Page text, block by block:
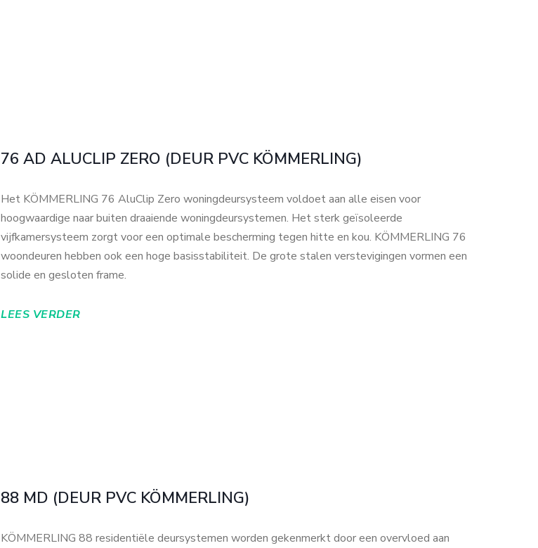
76 AD ALUCLIP ZERO (DEUR PVC KÖMMERLING)
Het KÖMMERLING 76 AluClip Zero woningdeursysteem voldoet aan alle eisen voor
hoogwaardige naar buiten draaiende woningdeursystemen. Het sterk geïsoleerde
vijfkamersysteem zorgt voor een optimale bescherming tegen hitte en kou. KÖMMERLING 76
woondeuren hebben ook een hoge basisstabiliteit. De grote stalen verstevigingen vormen een
solide en gesloten frame.
LEES VERDER
88 MD (DEUR PVC KÖMMERLING)
KÖMMERLING 88 residentiële deursystemen worden gekenmerkt door een overvloed aan